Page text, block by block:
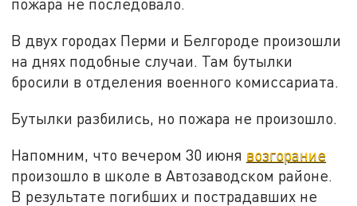
пожара не последовало.
В двух городах Перми и Белгороде произошли
на днях подобные случаи. Там бутылки
бросили в отделения военного комиссариата.
Бутылки разбились, но пожара не произошло.
Напомним, что вечером 30 июня возгорание
произошло в школе в Автозаводском районе.
В результате погибших и пострадавших не